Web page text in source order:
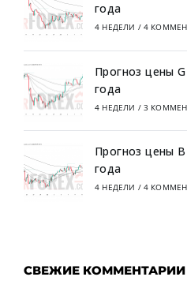
года
4 НЕДЕЛИ / 4
Прогноз цены
года
4 НЕДЕЛИ / 3
Прогноз цены
года
4 НЕДЕЛИ / 4
СВЕЖИЕ КОММЕНТАРИИ